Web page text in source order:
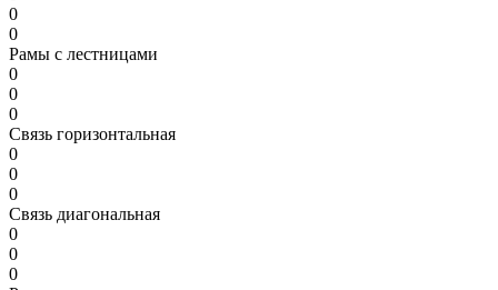
0
0
Рамы с лестницами
0
0
0
Связь горизонтальная
0
0
0
Связь диагональная
0
0
0